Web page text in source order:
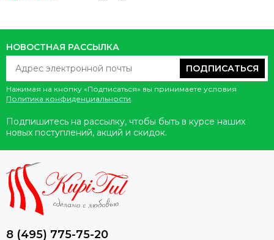
НОВОСТНАЯ РАССЫЛКА
ПОДПИСАТЬСЯ
Нажимая на кнопку «Подписаться» вы принимаете условия
Политика конфиденциальности
Подпишитесь на рассылку, чтобы быть в курсе наших
новых поступлений, акций и скидок.
8 (495) 775-75-20